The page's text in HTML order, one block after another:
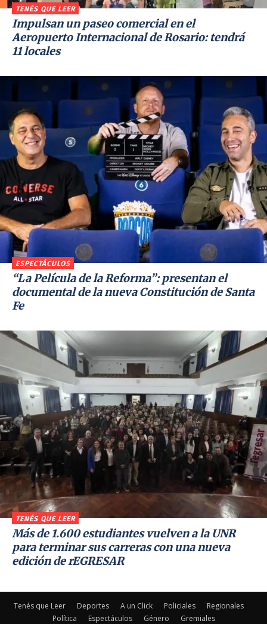
TENÉS QUE LEER
Impulsan un paseo comercial en el
Aeropuerto Internacional de Rosario: tendrá
11 locales
ESPECTÁCULOS
“La Película de la Reforma”: presentan el
documental de la nueva Constitución de Santa
Fe
TENÉS QUE LEER
Más de 1.600 estudiantes vuelven a la UNR
para terminar sus carreras con una nueva
edición de rEGRESAR
Tenés que Leer Deportes A un Click Policiales
Regionales
Política
Espectáculos Género Gremiales